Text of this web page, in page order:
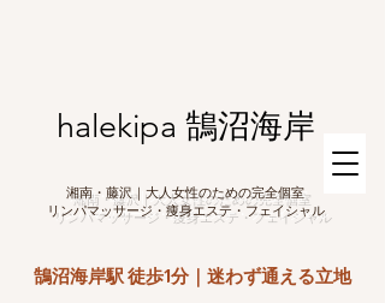
湘南・藤沢｜大人女性のための完全個室
リンパマッサージ・痩身エステ・フェイシャル
鵠沼海岸駅 徒歩1分｜迷わず通える立地
halekipa 鵠沼海岸